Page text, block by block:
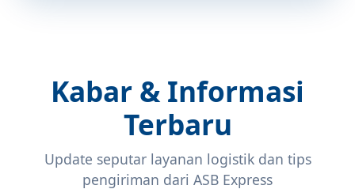
Kabar & Informasi
Terbaru
Update seputar layanan logistik dan tips
pengiriman dari ASB Express